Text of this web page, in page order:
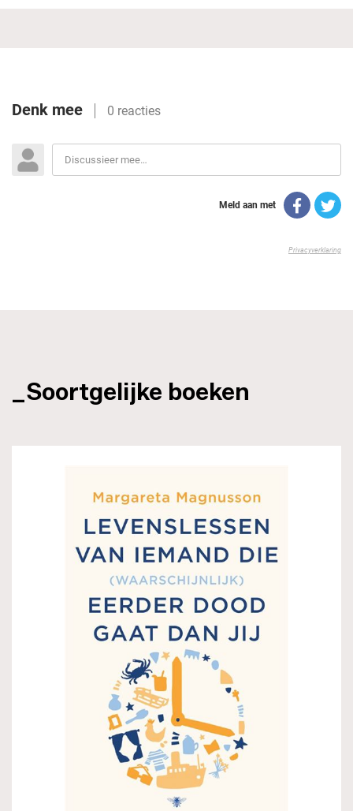
_Soortgelijke boeken